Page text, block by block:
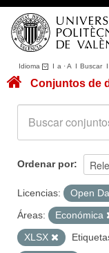
Idioma I a ·A I BuscarI
Conjuntos de datos
Acerca de
Portal de Transparencia
Conjuntos de
Ordenar por
Licencias:
Open
Áreas:
Económica
XLSX